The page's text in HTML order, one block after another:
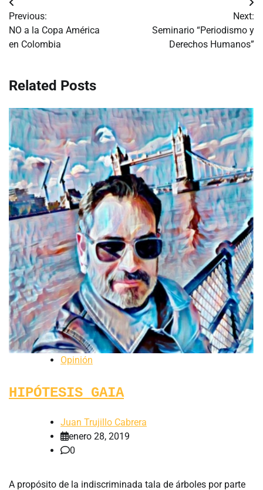
Navegación
de
entradas
Previous:
NO a la Copa América
en Colombia
Next:
Seminario “Periodismo y
Derechos Humanos”
Related Posts
Opinión
HIPÓTESIS GAIA
Juan Trujillo Cabrera
enero 28, 2019
0
A propósito de la indiscriminada tala de árboles por parte